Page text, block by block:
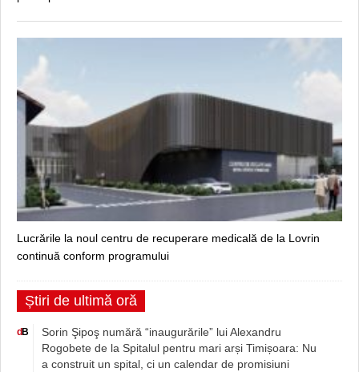
Lucrările la noul centru de recuperare medicală de la Lovrin
continuă conform programului
Știri de ultimă oră
d B
Sorin Şipoş numără “inaugurările” lui Alexandru
Rogobete de la Spitalul pentru mari arși Timișoara: Nu
a construit un spital, ci un calendar de promisiuni